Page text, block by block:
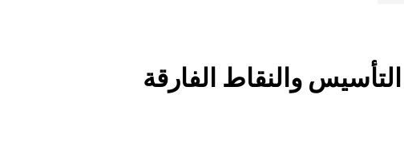
التأسيس والنقاط الفارقة